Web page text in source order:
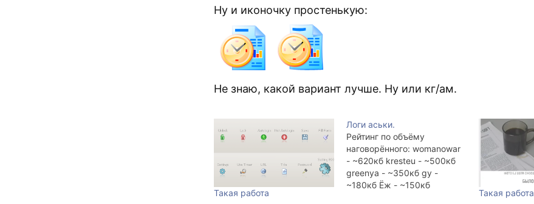
Ну и иконочку простенькую:
Не знаю, какой вариант лучше. Ну или кг/ам.
Такая работа
Логи аськи.
Рейтинг по объёму
наговорённого: womanowar
- ~620кб kresteu - ~500кб
greenya - ~350кб gy -
~180кб Ёж - ~150кб
Такая работа